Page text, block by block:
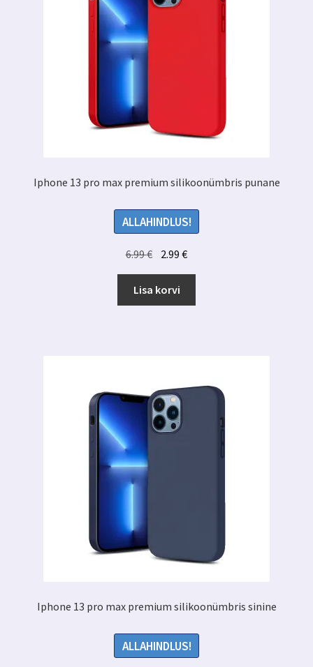
Iphone 13 pro max premium silikoonümbris punane
ALLAHINDLUS!
6.99€ Algne
hind
oli:
6.99 €.
2.99€Praegune
hind
2.99 €.
Lisa korvi
Iphone 13 pro max premium silikoonümbris sinine
ALLAHINDLUS!